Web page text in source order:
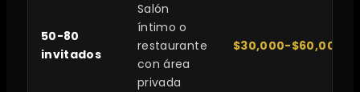
50-80
invitados
Salón
íntimo o
restaurante
con área
privada
$30,000-$60,000